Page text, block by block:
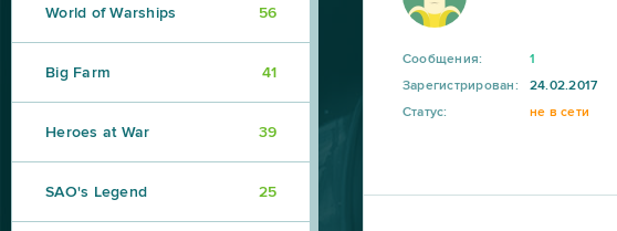
Сообщения:
1
Зарегистрирован:
24.02.2017
Статус:
не в сети
World of Warships 56
Big Farm 41
Heroes at War 39
SAO's Legend 25